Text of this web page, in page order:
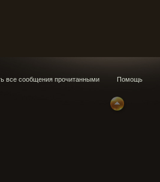
все сообщения прочитанными Помощь